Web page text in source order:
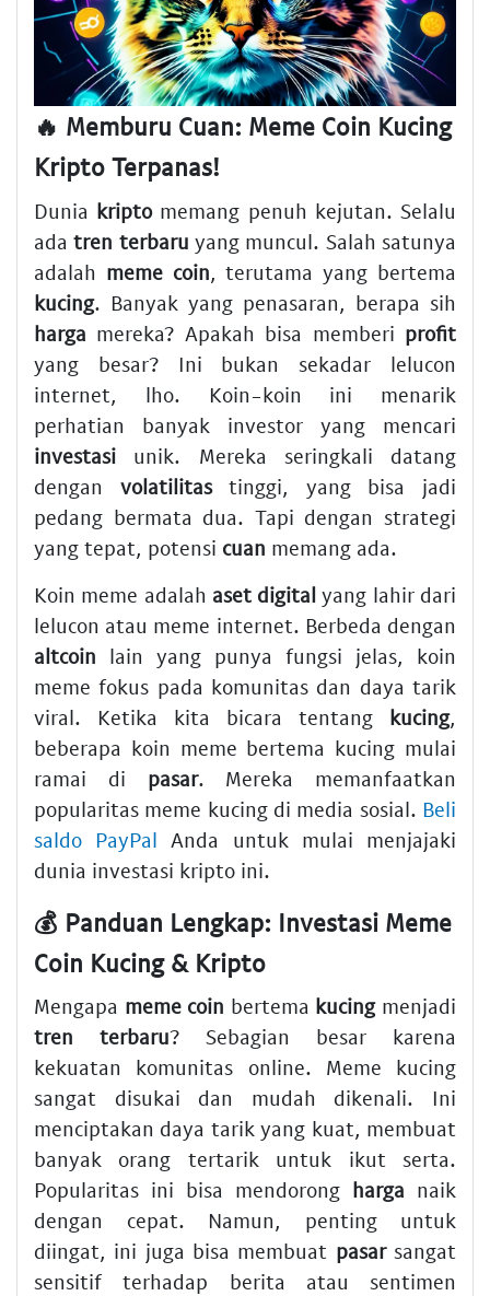
🔥 Memburu Cuan: Meme Coin Kucing
Kripto Terpanas!
Dunia kriptomemang penuh kejutan. Selalu
adatren terbaru yang muncul. Salah satunya
adalah meme coin , terutama yang bertema
kucing. Banyak yang penasaran, berapa sih
harga mereka? Apakah bisa memberi profit
yang besar? Ini bukan sekadar lelucon
internet, lho. Koin-koin ini menarik
perhatian banyak investor yang mencari
investasi unik. Mereka seringkali datang
dengan volatilitastinggi, yang bisa jadi
pedang bermata dua. Tapi dengan strategi
yang tepat, potensi cuan memang ada.
Koin meme adalah aset digital yang lahir dari
lelucon atau meme internet. Berbeda dengan
altcoin lain yang punya fungsi jelas, koin
meme fokus pada komunitas dan daya tarik
viral. Ketika kita bicara tentang kucing,
beberapa koin meme bertema kucing mulai
ramai di pasar. Mereka memanfaatkan
popularitas meme kucing di media sosial. Beli
saldo PayPal Anda untuk mulai menjajaki
dunia investasi kripto ini.
💰 Panduan Lengkap: Investasi Meme
Coin Kucing & Kripto
Mengapa meme coin bertema kucingmenjadi
tren terbaru? Sebagian besar karena
kekuatan komunitas online. Meme kucing
sangat disukai dan mudah dikenali. Ini
menciptakan daya tarik yang kuat, membuat
banyak orang tertarik untuk ikut serta.
Popularitas ini bisa mendorong harga naik
dengan cepat. Namun, penting untuk
diingat, ini juga bisa membuat pasarsangat
sensitif terhadap berita atau sentimen